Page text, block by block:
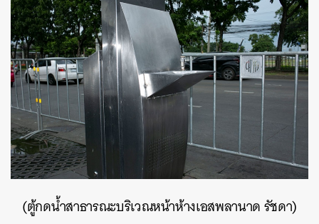
(ตู้กดน้ำสาธารณะบริเวณหน้าห้างเอสพลานาด รัชดา)